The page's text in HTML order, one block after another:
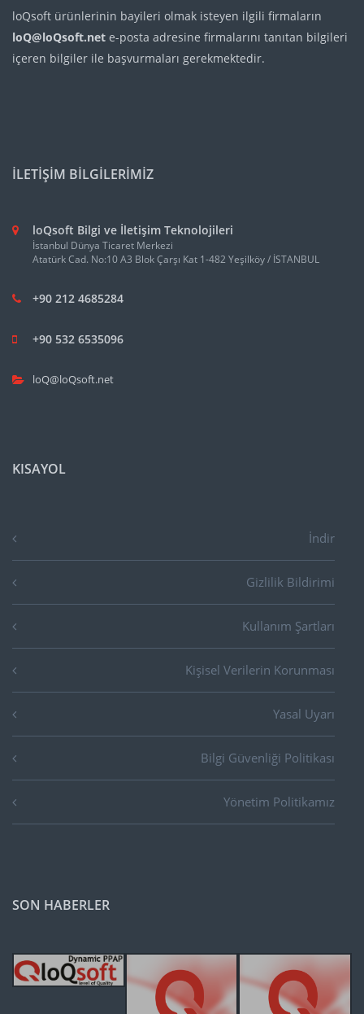
loQsoft ürünlerinin bayileri olmak isteyen ilgili firmaların
loQ@loQsoft.net e-posta adresine firmalarını tanıtan bilgileri
içeren bilgiler ile başvurmaları gerekmektedir.
İLETİŞİM BİLGİLERİMİZ
loQsoft Bilgi ve İletişim Teknolojileri
İstanbul Dünya Ticaret Merkezi
Atatürk Cad. No:10 A3 Blok Çarşı Kat 1-482 Yeşilköy / İSTANBUL
+90 212 4685284
+90 532 6535096
loQ@loQsoft.net
KISAYOL
İndir
Gizlilik Bildirimi
Kullanım Şartları
Kişisel Verilerin Korunması
Yasal Uyarı
Bilgi Güvenliği Politikası
Yönetim Politikamız
SON HABERLER